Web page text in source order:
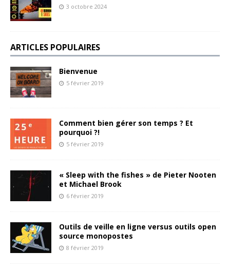
3 octobre 2024
ARTICLES POPULAIRES
Bienvenue
5 février 2019
Comment bien gérer son temps ? Et
pourquoi ?!
5 février 2019
« Sleep with the fishes » de Pieter Nooten
et Michael Brook
6 février 2019
Outils de veille en ligne versus outils open
source monopostes
8 février 2019